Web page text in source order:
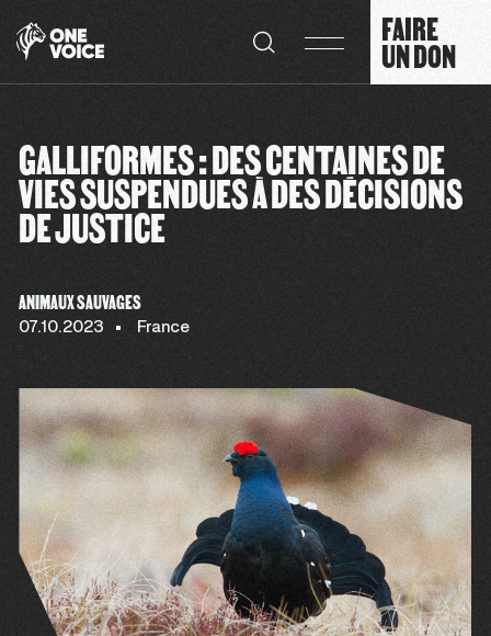
FAIRE
UN DON
GALLIFORMES : DES CENTAINES DE
VIES SUSPENDUES À DES DÉCISIONS
DE JUSTICE
ANIMAUX SAUVAGES
07.10.2023 France